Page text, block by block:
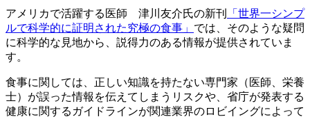
アメリカで活躍する医師 津川友介氏の新刊
「世界一シンプ
ルで科学的に証明された究極の食事」 では、そのような疑問
に科学的な見地から、説得力のある情報が提供されていま
す。
食事に関しては、正しい知識を持たない専門家（医師、栄養
士）が誤った情報を伝えてしまうリスクや、省庁が発表する
健康に関するガイドラインが関連業界のロビイングによって